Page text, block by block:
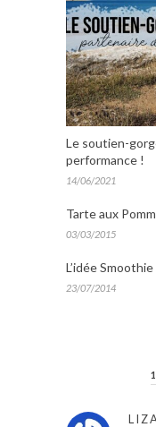
Le soutien-
performance !
14/06/2021
Tarte aux
03/03/2015
L’idée
23/07/2014